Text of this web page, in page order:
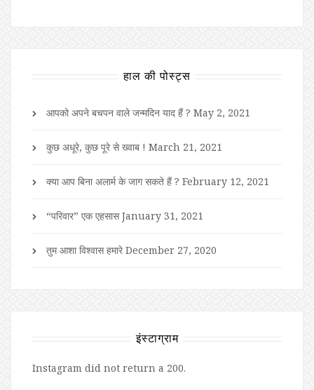
हाल की पोस्ट्स
आपको अपने बचपन वाले जन्मदिन याद हैं ? May 2, 2021
कुछ अधूरे, कुछ पूरे से ख्वाब ! March 21, 2021
क्या आप बिना अलार्म के जाग सकते हैं ? February 12, 2021
“परिवार” एक एहसास January 31, 2021
तुम आशा विश्वास हमारे December 27, 2020
इंस्टाग्राम
Instagram did not return a 200.